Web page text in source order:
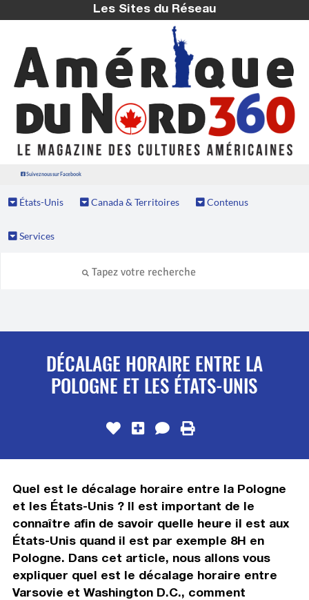
Les Sites du Réseau
Suivez nous sur Facebook
États-Unis Canada & Territoires Contenus
Services
DÉCALAGE HORAIRE ENTRE LA
POLOGNE ET LES ÉTATS-UNIS
Quel est le décalage horaire entre la Pologne
et les États-Unis ? Il est important de le
connaître afin de savoir quelle heure il est aux
États-Unis quand il est par exemple 8H en
Pologne. Dans cet article, nous allons vous
expliquer quel est le décalage horaire entre
Varsovie et Washington D.C., comment